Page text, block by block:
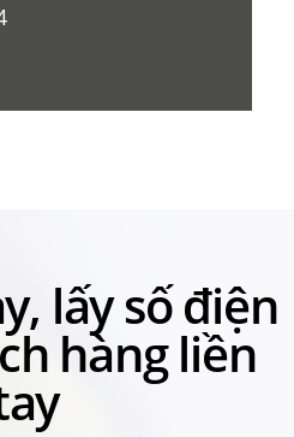
lấy số điện
hàng liền